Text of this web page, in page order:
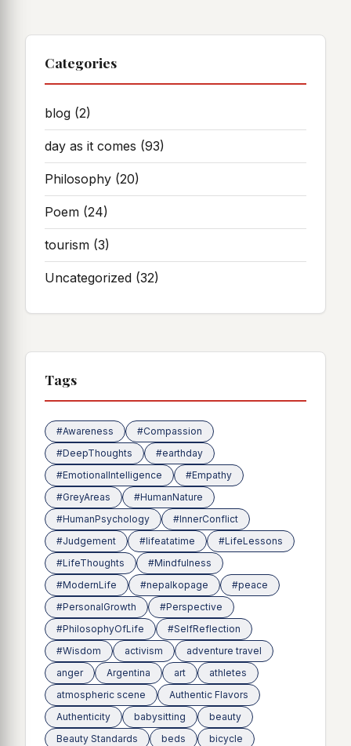
Categories
blog (2)
day as it comes (93)
Philosophy (20)
Poem (24)
tourism (3)
Uncategorized (32)
Tags
#Awareness
#Compassion
#DeepThoughts
#earthday
#EmotionalIntelligence
#Empathy
#GreyAreas
#HumanNature
#HumanPsychology
#InnerConflict
#Judgement
#lifeatatime
#LifeLessons
#LifeThoughts
#Mindfulness
#ModernLife
#nepalkopage
#peace
#PersonalGrowth
#Perspective
#PhilosophyOfLife
#SelfReflection
#Wisdom
activism
adventure travel
anger
Argentina art
athletes
atmospheric scene
Authentic Flavors
Authenticity
babysitting
beauty
Beauty Standards
beds
bicycle